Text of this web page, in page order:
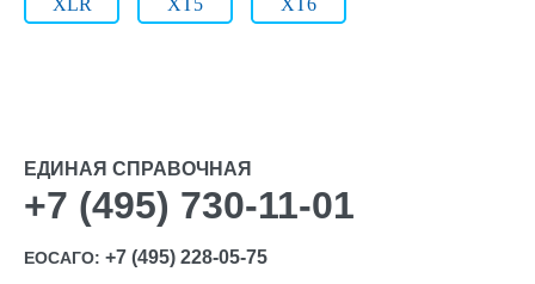
XLR XT5 XT6
ЕДИНАЯ СПРАВОЧНАЯ
+7 (495) 730-11-01
ЕОСАГО: +7 (495) 228-05-75